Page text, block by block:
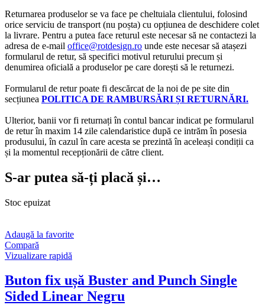
Returnarea produselor se va face pe cheltuiala clientului, folosind
orice serviciu de transport (nu poșta) cu opțiunea de deschidere colet
la livrare. Pentru a putea face returul este necesar să ne contactezi la
adresa de e-mail office@rotdesign.ro unde este necesar să atașezi
formularul de retur, să specifici motivul returului precum și
denumirea oficială a produselor pe care dorești să le returnezi.
Formularul de retur poate fi descărcat de la noi de pe site din
secțiunea POLITICA DE RAMBURSĂRI ȘI RETURNĂRI.
Ulterior, banii vor fi returnați în contul bancar indicat pe formularul
de retur în maxim 14 zile calendaristice după ce intrăm în posesia
produsului, în cazul în care acesta se prezintă în aceleași condiții ca
și la momentul recepționării de către client.
S-ar putea să-ți placă și…
Stoc epuizat
Adaugă la favorite
Compară
Vizualizare rapidă
Buton fix ușă Buster and Punch Single
Sided Linear Negru